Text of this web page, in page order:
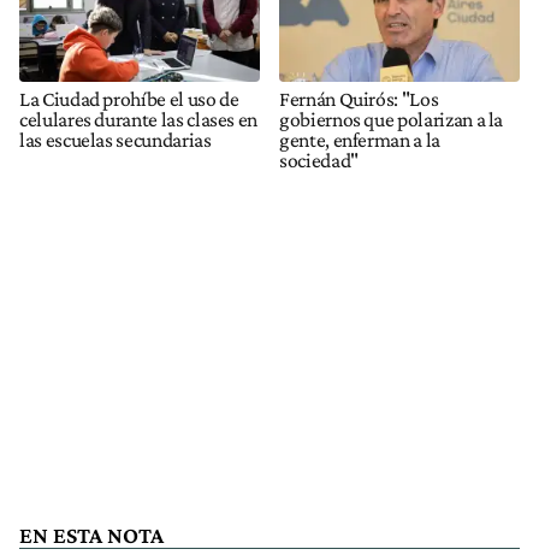
La Ciudad prohíbe el uso de
celulares durante las clases en
las escuelas secundarias
Fernán Quirós: "Los
gobiernos que polarizan a la
gente, enferman a la
sociedad"
EN ESTA NOTA